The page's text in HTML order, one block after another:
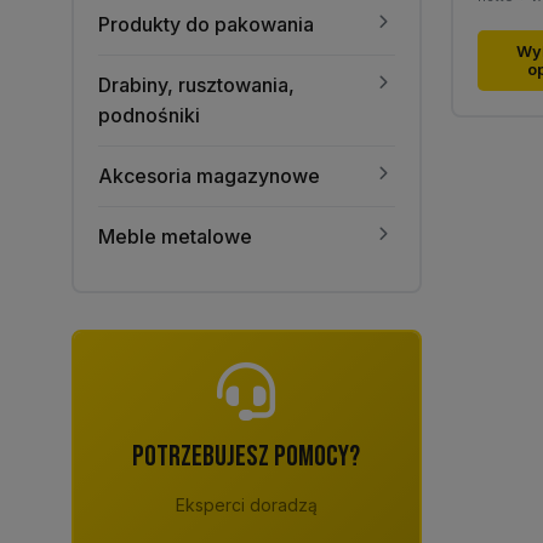
Produkty do pakowania
Drabiny, rusztowania,
podnośniki
Akcesoria magazynowe
Meble metalowe
POTRZEBUJESZ POMOCY?
Eksperci doradzą